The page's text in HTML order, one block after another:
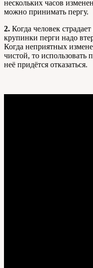
нескольких часов
можно принимать пергу.
2. Когда человек
крупинки перги надо
Когда неприятных
чистой, то
неё придётся отказаться.